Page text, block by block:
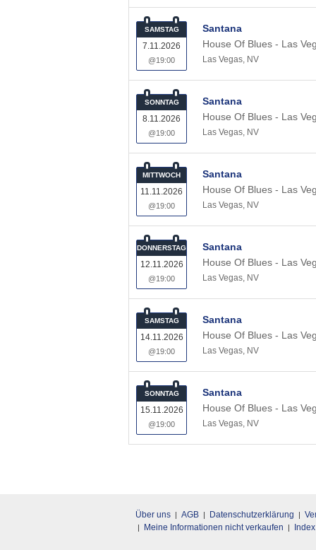
Santana
House Of Blues - Las
Las Vegas, NV
SAMSTAG
7.11.2026
@19:00
Santana
House Of Blues - Las
Las Vegas, NV
SONNTAG
8.11.2026
@19:00
Santana
House Of Blues - Las
Las Vegas, NV
MITTWOCH
11.11.2026
@19:00
Santana
House Of Blues - Las
Las Vegas, NV
DONNERSTAG
12.11.2026
@19:00
Santana
House Of Blues - Las
Las Vegas, NV
SAMSTAG
14.11.2026
@19:00
Santana
House Of Blues - Las
Las Vegas, NV
SONNTAG
15.11.2026
@19:00
Über uns AGB Datenschutzerklärung
Meine Informationen nicht verkaufen
Index